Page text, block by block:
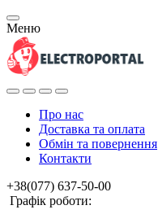
Меню
Про нас
Доставка та оплата
Обмін та повернення
Контакти
+38(077) 637-50-00
Графік роботи: